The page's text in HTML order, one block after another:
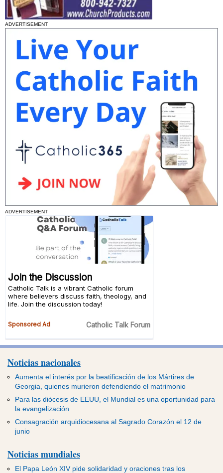
ADVERTISEMENT
ADVERTISEMENT
Noticias nacionales
Aumenta el interés por la beatificación de los Mártires de
Georgia, quienes murieron defendiendo el matrimonio
Para las diócesis de EEUU, el Mundial es una oportunidad para
la evangelización
Consagración arquidiocesana al Sagrado Corazón el 12 de
junio
Noticias mundiales
El Papa León XIV pide solidaridad y oraciones tras los